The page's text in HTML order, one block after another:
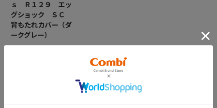
ｓ Ｒ１２９ エッ
グショック ＳＣ
背もたれカバー（ダ
ークグレー）
CATEGORY